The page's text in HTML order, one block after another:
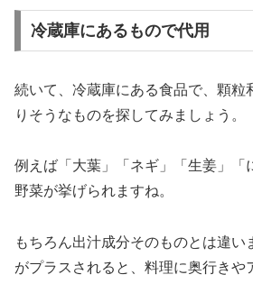
冷蔵庫にあるもので代用
続いて、冷蔵庫にある食品で、顆粒
りそうなものを探してみましょう。
例えば「大葉」「ネギ」「生姜」「
野菜が挙げられますね。
もちろん出汁成分そのものとは違い
がプラスされると、料理に奥行きや